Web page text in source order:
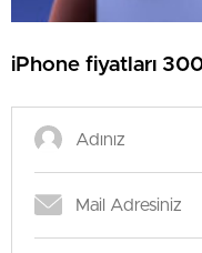
iPhone fiyatları